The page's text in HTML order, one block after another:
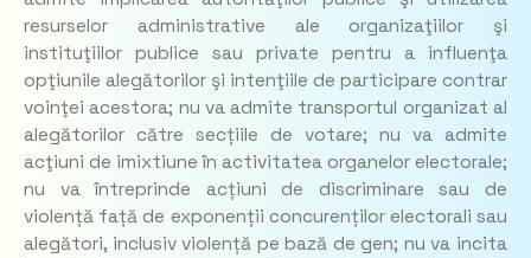
resurselor administrative ale organizaţiilor şi
instituţiilor publice sau private pentru a influenţa
opţiunile alegătorilor şi intenţiile de participare contrar
voinţei acestora; nu va admite transportul organizat al
alegătorilor către secțiile de votare; nu va admite
acţiuni de imixtiune în activitatea organelor electorale;
nu va întreprinde acțiuni de discriminare sau de
violență față de exponenții concurenților electorali sau
alegători, inclusiv violență pe bază de gen; nu va incita